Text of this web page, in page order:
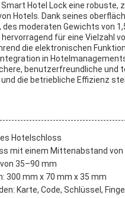
Hotel Lock eine robuste,
Hotels. Dank seines
moderaten Gewichts von
für eine Vielzahl
die elektronischen
in
benutzerfreundliche
die betriebliche Effizienz
Hotelschloss
mit einem Mittenabstand von
35–90 mm
300 mm x 70 mm x 35 mm
Karte, Code, Schlüssel,